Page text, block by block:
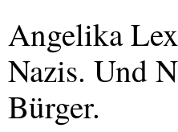
Angelika
Nazis. Und
Bürger.